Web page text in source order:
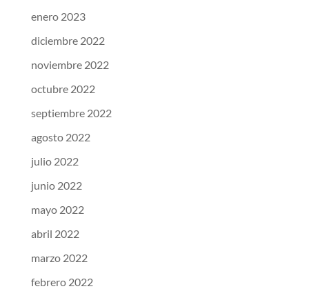
enero 2023
diciembre 2022
noviembre 2022
octubre 2022
septiembre 2022
agosto 2022
julio 2022
junio 2022
mayo 2022
abril 2022
marzo 2022
febrero 2022